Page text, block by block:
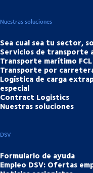
Nuestras soluciones
Sea cual sea tu sector,
Servicios de transporte
Transporte marítimo
Transporte por
Logística de carga
especial
Contract Logistics
Nuestras soluciones
DSV
Formulario de ayuda
Empleo DSV: Ofertas